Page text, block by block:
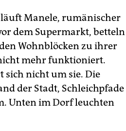
Manele, rumänischer
dem Supermarkt, betteln
Wohnblöcken zu ihrer
mehr funktioniert.
sich nicht um sie. Die
der Stadt, Schleichpfade
Unten im Dorf leuchten